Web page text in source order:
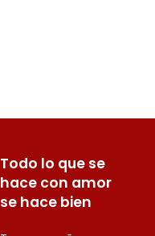
Todo lo que se
hace con amor
se hace bien